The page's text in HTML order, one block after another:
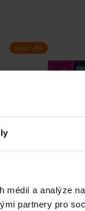
médií a analýze
partnery pro
flounder and
kočky - 3 kusů
Sleva -4%